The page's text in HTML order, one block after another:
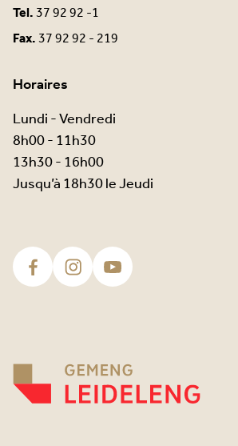
Tel.37 92 92 -1
Fax.37 92 92 - 219
Horaires
Lundi - Vendredi
8h00 - 11h30
13h30 - 16h00
Jusqu’à 18h30 le Jeudi